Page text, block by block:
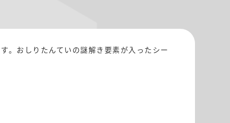
。おしりたんていの謎解き要素が入ったシー